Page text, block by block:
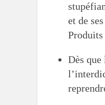
et de
Produits
Dès